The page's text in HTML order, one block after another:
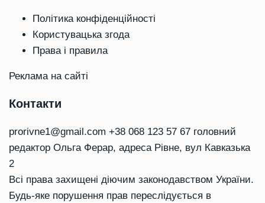
Політика конфіденційності
Користувацька згода
Права і правила
Реклама на сайті
Контакти
prorivne1@gmail.com +38 068 123 57 67 головний
редактор Ольга Ферар, адреса Рівне, вул Кавказька
2
Всі права захищені діючим законодавством України.
Будь-яке порушення прав переслідується в